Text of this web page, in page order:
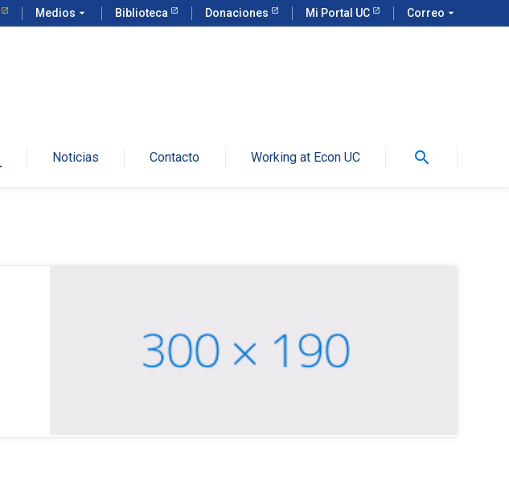
Medios arrow_drop_down Biblioteca Donaciones Mi Portal UC Correo arrow_drop_down
Noticias Contacto Working at Econ UC search